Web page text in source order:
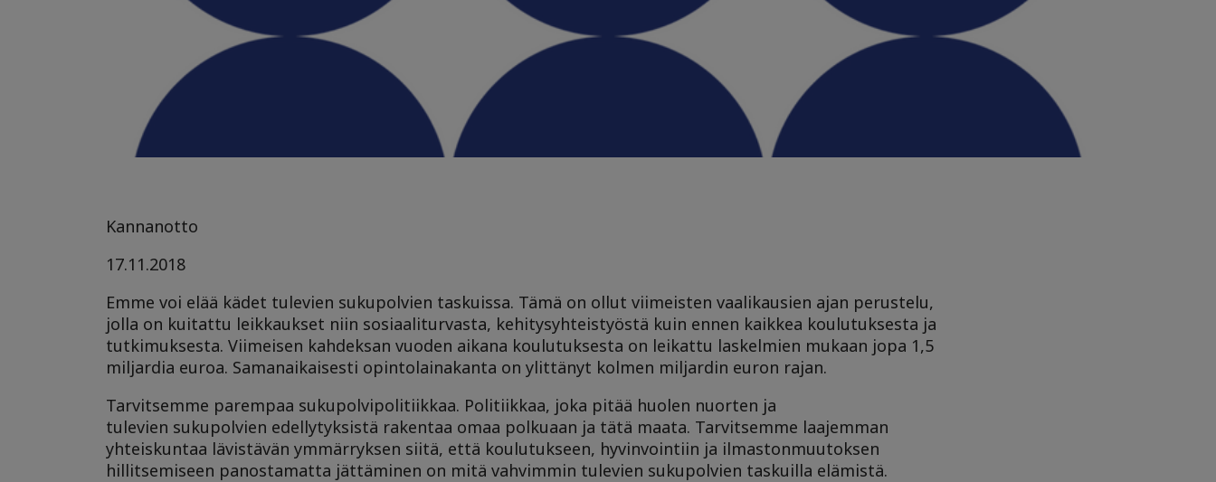
Kannanotto
17.11.2018
Emme voi elää kädet tulevien sukupolvien taskuissa. Tämä on ollut viimeisten vaalikausien ajan perustelu,
jolla on kuitattu leikkaukset niin sosiaaliturvasta, kehitysyhteistyöstä kuin ennen kaikkea koulutuksesta ja
tutkimuksesta. Viimeisen kahdeksan vuoden aikana koulutuksesta on leikattu laskelmien mukaan jopa 1,5
miljardia euroa. Samanaikaisesti opintolainakanta on ylittänyt kolmen miljardin euron rajan.
Tarvitsemme parempaa sukupolvipolitiikkaa. Politiikkaa, joka pitää huolen nuorten ja
tulevien sukupolvien edellytyksistä rakentaa omaa polkuaan ja tätä maata. Tarvitsemme laajemman
yhteiskuntaa lävistävän ymmärryksen siitä, että koulutukseen, hyvinvointiin ja ilmastonmuutoksen
hillitsemiseen panostamatta jättäminen on mitä vahvimmin tulevien sukupolvien taskuilla elämistä.